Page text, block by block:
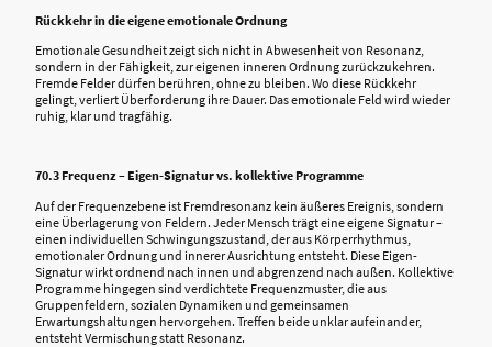
Rückkehr in die eigene emotionale Ordnung
Emotionale Gesundheit zeigt sich nicht in Abwesenheit von Resonanz,
sondern in der Fähigkeit, zur eigenen inneren Ordnung zurückzukehren.
Fremde Felder dürfen berühren, ohne zu bleiben. Wo diese Rückkehr
gelingt, verliert Überforderung ihre Dauer. Das emotionale Feld wird wieder
ruhig, klar und tragfähig.
70.3 Frequenz – Eigen-Signatur vs. kollektive Programme
Auf der Frequenzebene ist Fremdresonanz kein äußeres Ereignis, sondern
eine Überlagerung von Feldern. Jeder Mensch trägt eine eigene Signatur –
einen individuellen Schwingungszustand, der aus Körperrhythmus,
emotionaler Ordnung und innerer Ausrichtung entsteht. Diese Eigen-
Signatur wirkt ordnend nach innen und abgrenzend nach außen. Kollektive
Programme hingegen sind verdichtete Frequenzmuster, die aus
Gruppenfeldern, sozialen Dynamiken und gemeinsamen
Erwartungshaltungen hervorgehen. Treffen beide unklar aufeinander,
entsteht Vermischung statt Resonanz.